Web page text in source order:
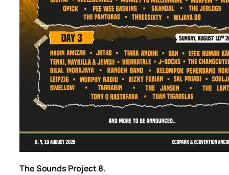
The Sounds Project 8.